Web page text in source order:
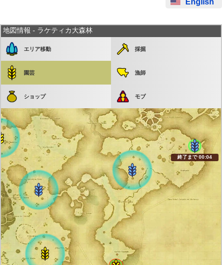
English
地図情報 - ラケティカ大森林
エリア移動 採掘
園芸 漁師
ショップ モブ
終了まで 00:04